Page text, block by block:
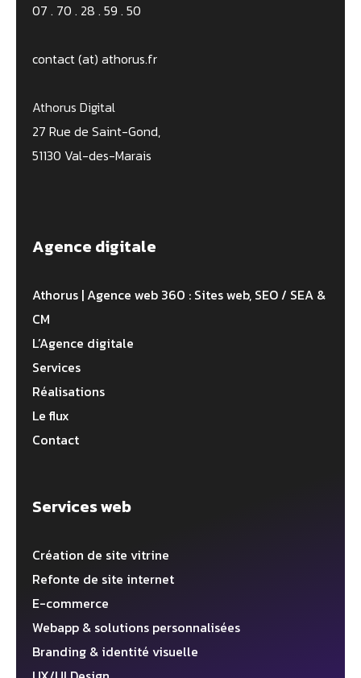
07 . 70 . 28 . 59 . 50
contact (at) athorus.fr
Athorus Digital
27 Rue de Saint-Gond,
51130 Val-des-Marais
Agence digitale
Athorus | Agence web 360 : Sites web, SEO / SEA &
CM
L’Agence digitale
Services
Réalisations
Le flux
Contact
Services web
Création de site vitrine
Refonte de site internet
E-commerce
Webapp & solutions personnalisées
Branding & identité visuelle